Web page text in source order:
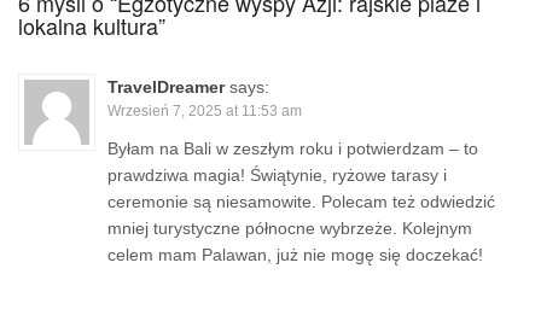
lokalna kultura”
TravelDreamer says:
Wrzesień 7, 2025 at 11:53 am
Byłam na Bali w zeszłym roku i potwierdzam – to
prawdziwa magia! Świątynie, ryżowe tarasy i
ceremonie są niesamowite. Polecam też odwiedzić
mniej turystyczne północne wybrzeże. Kolejnym
celem mam Palawan, już nie mogę się doczekać!